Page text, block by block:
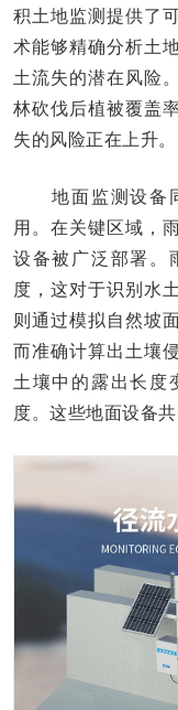
积土地监测提供了
术能够精确分析土
土流失的潜在风险
林砍伐后植被覆盖
失的风险正在上升。
地面监测设备同
用。在关键区域，
设备被广泛部署。
度，这对于识别水
则通过模拟自然坡
而准确计算出土壤
土壤中的露出长度
度。这些地面设备